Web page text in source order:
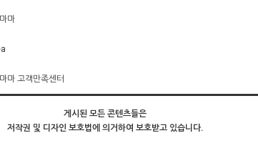
마
마 고객만족센터
게시된 모든 콘텐츠들은
저작권 및 디자인 보호법에 의거하여 보호받고 있습니다.